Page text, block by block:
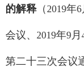
的解释（2019年6
会议、 2019年9月
第二十三次会议